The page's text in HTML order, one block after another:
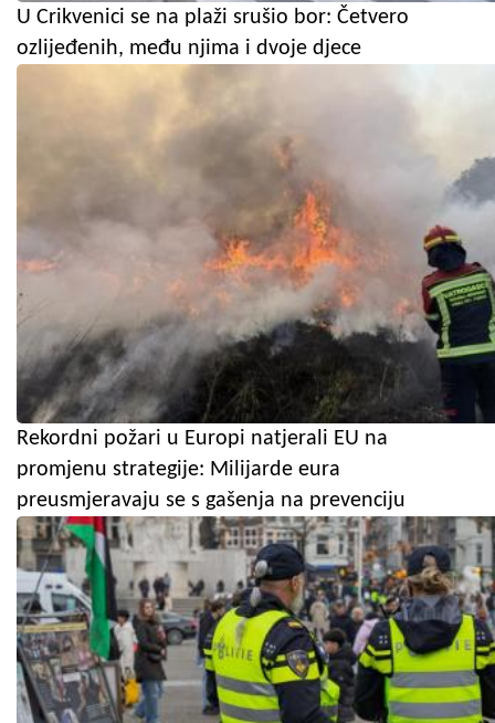
U Crikvenici se na plaži srušio bor: Četvero
ozlijeđenih, među njima i dvoje djece
Rekordni požari u Europi natjerali EU na
promjenu strategije: Milijarde eura
preusmjeravaju se s gašenja na prevenciju